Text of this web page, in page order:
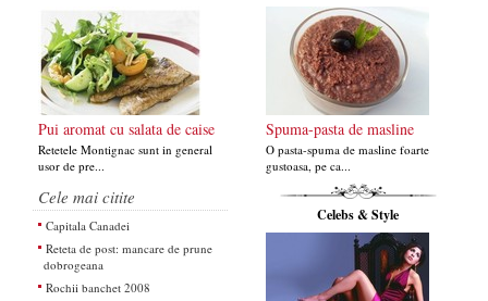
Pui aromat cu salata de caise
Retetele Montignac sunt in general
usor de pre...
Spuma-pasta de masline
O pasta-spuma de masline foarte
gustoasa, pe ca...
Cele mai citite
Capitala Canadei
Reteta de post: mancare de prune
dobrogeana
Rochii banchet 2008
Celebs & Style